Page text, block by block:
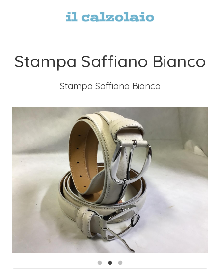
Stampa Saffiano Bianco
Stampa Saffiano Bianco